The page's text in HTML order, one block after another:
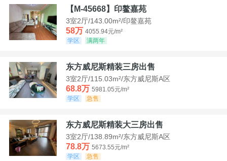
【M-45668】印鳌嘉苑
3室2厅/143.00m²/印鳌嘉苑
58万 4055.94元/m²
学区
满两年
东方威尼斯精装三房出售
3室2厅/115.03m²/东方威尼斯A区
68.8万 5981.05元/m²
学区
急售
东方威尼斯精装大三房出售
3室2厅/138.89m²/东方威尼斯A区
78.8万 5673.55元/m²
学区
急售